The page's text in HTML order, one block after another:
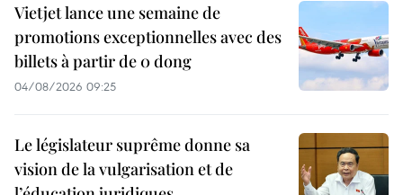
Vietjet lance une semaine de
promotions exceptionnelles avec des
billets à partir de 0 dong
04/08/2026 09:25
Le législateur suprême donne sa
vision de la vulgarisation et de